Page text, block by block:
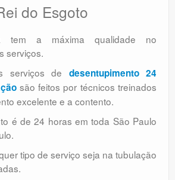
do Esgoto
tem a máxima qualidade no
serviços.
serviços de desentupimento 24
são feitos por técnicos treinados
excelente e a contento.
é de 24 horas em toda São Paulo
tipo de serviço seja na tubulação